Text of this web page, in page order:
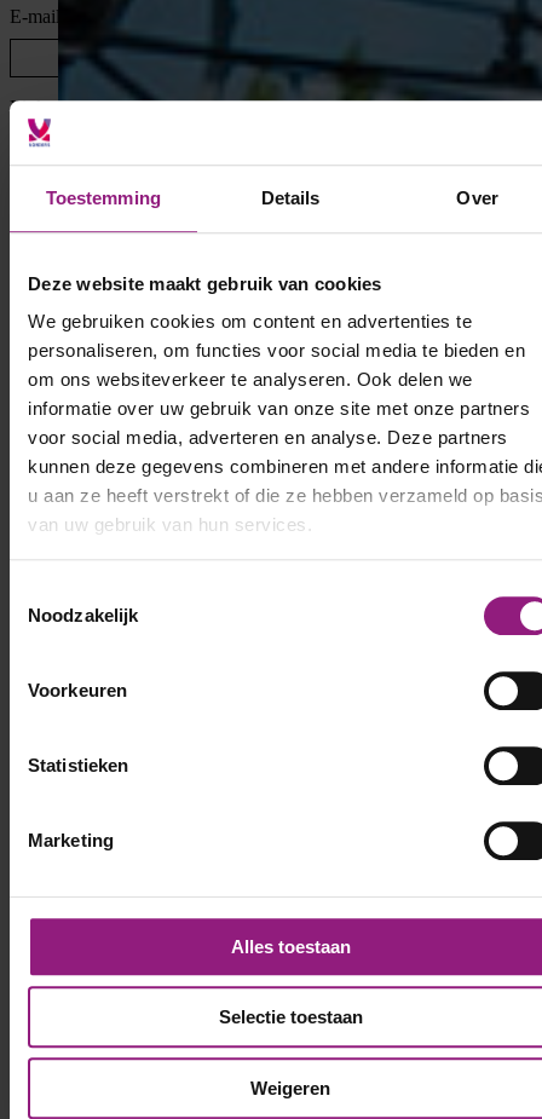
Toestemming Details Over
Deze website maakt gebruik van cookies
We gebruiken cookies om content en advertenties te
personaliseren, om functies voor social media te bieden en
om ons websiteverkeer te analyseren. Ook delen we
informatie over uw gebruik van onze site met onze partners
voor social media, adverteren en analyse. Deze partners
kunnen deze gegevens combineren met andere informatie
u aan ze heeft verstrekt of die ze hebben verzameld op
van uw gebruik van hun services.
Noodzakelijk
Voorkeuren
Statistieken
Marketing
Alles toestaan
Selectie toestaan
Weigeren
E-mailadres
LinkedIn profiel
Sleep bestanden hierheen of Selecteer bestanden
Toegestane bestandstypen: pdf, Max. bestandsgrootte: 64 MB, Max.